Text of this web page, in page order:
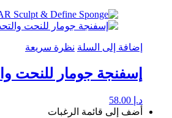
إضافة إلى السلة نظرة سريعة
إسفنجة جومار للنحت
د.إ
أضف إلى قائمة الرغبات